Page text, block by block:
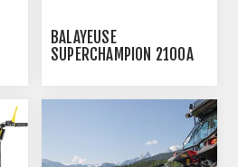
BALAYEUSE
SUPERCHAMPION 2100A